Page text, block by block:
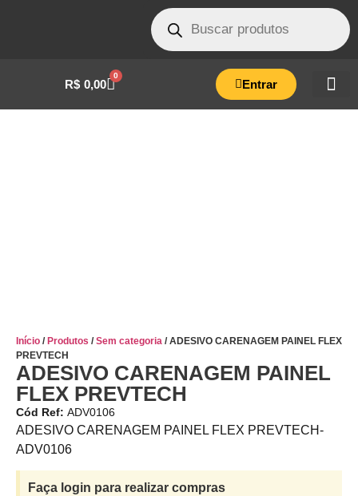
R$ 0,00
0
Entrar
Início / Produtos /Sem categoria / ADESIVO CARENAGEM PAINEL FLEX
PREVTECH
ADESIVO CARENAGEM PAINEL
FLEX PREVTECH
Cód Ref: ADV0106
ADESIVO CARENAGEM PAINEL FLEX PREVTECH-
ADV0106
Faça login para realizar compras